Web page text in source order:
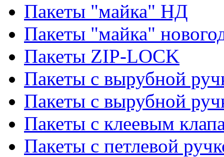
Пакеты "майка" НД
Пакеты "майка"
Пакеты ZIP-LOCK
Пакеты с вырубной
Пакеты с вырубной
Пакеты с клеевым
Пакеты с петлевой